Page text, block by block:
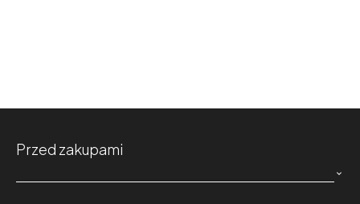
Przed zakupami
